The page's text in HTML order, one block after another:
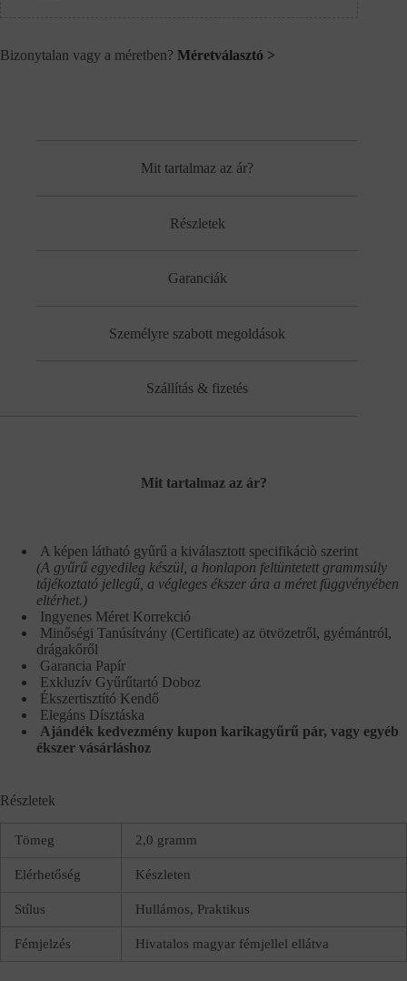
Bizonytalan vagy a méretben? Méretválasztó >
Mit tartalmaz az ár?
Részletek
Garanciák
Személyre szabott megoldások
Szállítás & fizetés
Mit tartalmaz az ár?
A képen látható gyűrű a kiválasztott specifikáciò szerint
(A gyűrű egyedileg készül, a honlapon feltüntetett grammsúly
tájékoztató jellegű, a végleges ékszer ára a méret függvényében
eltérhet.)
Ingyenes Méret Korrekció
Minőségi Tanúsítvány (Certificate) az ötvözetről, gyémántról,
drágakőről
Garancia Papír
Exkluzív Gyűrűtartó Doboz
Ékszertisztító Kendő
Elegáns Dísztáska
Ajándék kedvezmény kupon karikagyűrű pár, vagy egyéb
ékszer vásárláshoz
Részletek
Tömeg 2,0 gramm
Elérhetőség Készleten
Stílus Hullámos, Praktikus
Fémjelzés Hivatalos magyar fémjellel ellátva